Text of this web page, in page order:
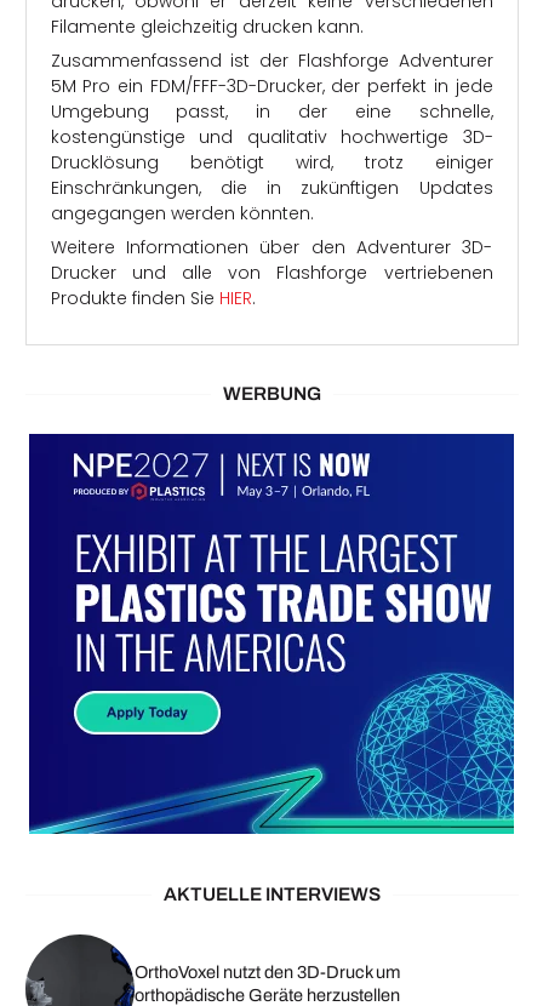
Filamente gleichzeitig drucken kann.
Zusammenfassend ist der Flashforge Adventurer
5M Pro ein FDM/FFF-3D-Drucker, der perfekt in jede
Umgebung passt, in der eine schnelle,
kostengünstige und qualitativ hochwertige 3D-
Drucklösung benötigt wird, trotz einiger
Einschränkungen, die in zukünftigen Updates
angegangen werden könnten.
Weitere Informationen über den Adventurer 3D-
Drucker und alle von Flashforge vertriebenen
Produkte finden Sie HIER.
WERBUNG
AKTUELLE INTERVIEWS
OrthoVoxel nutzt den 3D-Druck um
orthopädische Geräte herzustellen